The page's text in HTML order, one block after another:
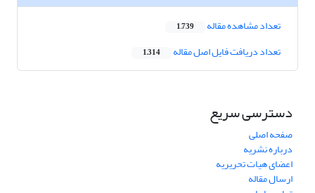
تعداد مشاهده مقاله 1,739
تعداد دریافت فایل اصل مقاله 1,314
دسترسی سریع
صفحه اصلی
درباره نشریه
اعضای هیات تحریریه
ارسال مقاله